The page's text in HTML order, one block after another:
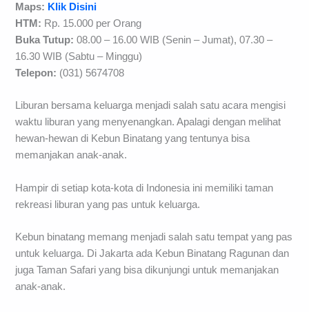
Maps: Klik Disini
HTM: Rp. 15.000 per Orang
Buka Tutup:08.00 – 16.00 WIB (Senin – Jumat), 07.30 –
16.30 WIB (Sabtu – Minggu)
Telepon: (031) 5674708
Liburan bersama keluarga menjadi salah satu acara mengisi
waktu liburan yang menyenangkan. Apalagi dengan melihat
hewan-hewan di Kebun Binatang yang tentunya bisa
memanjakan anak-anak.
Hampir di setiap kota-kota di Indonesia ini memiliki taman
rekreasi liburan yang pas untuk keluarga.
Kebun binatang memang menjadi salah satu tempat yang pas
untuk keluarga. Di Jakarta ada Kebun Binatang Ragunan dan
juga Taman Safari yang bisa dikunjungi untuk memanjakan
anak-anak.